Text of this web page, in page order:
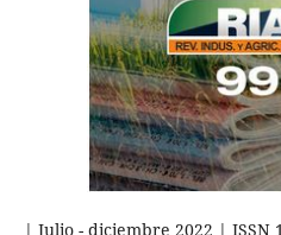
| Julio - diciembre 2022 | ISSN